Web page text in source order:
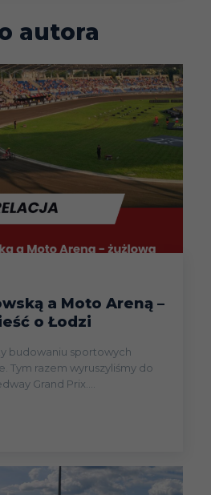
autora
a Moto Areną –
o Łodzi
budowaniu sportowych
Tym razem wyruszyliśmy do
Grand Prix....